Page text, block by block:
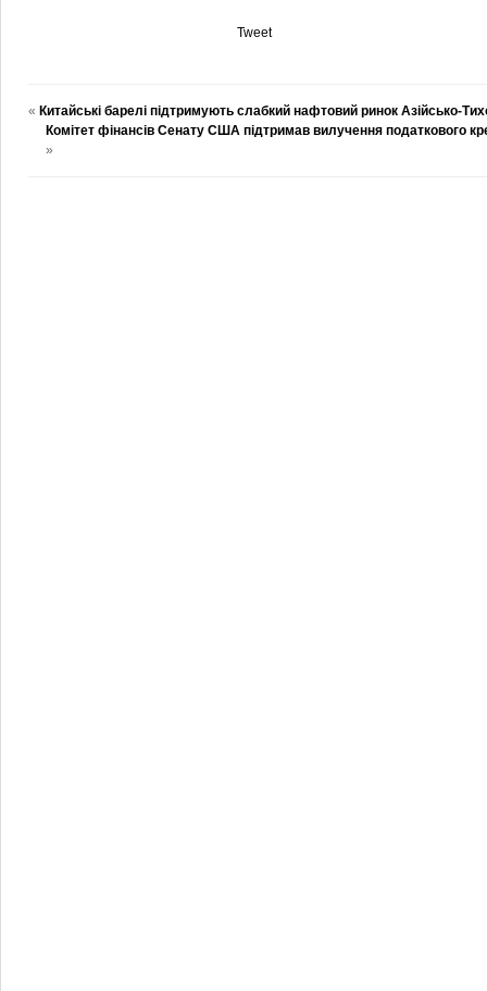
Tweet
« Китайські барелі підтримують слабкий нафтовий ринок Азійсько-
Комітет фінансів Сенату США підтримав вилучення податкового
»